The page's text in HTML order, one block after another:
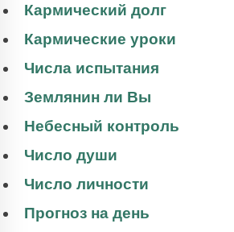
Кармический долг
Кармические уроки
Числа испытания
Землянин ли Вы
Небесный контроль
Число души
Число личности
Прогноз на день